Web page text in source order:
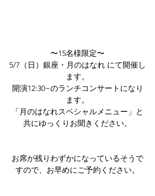
〜15名様限定〜
5/7（日）銀座・月のはなれ にて開催し
ます。
開演12:30~のランチコンサートになり
ます。
「月のはなれスペシャルメニュー」と
共にゆっくりお聞きください。
お席が残りわずかになっているそうで
すので、お早めにご予約ください。